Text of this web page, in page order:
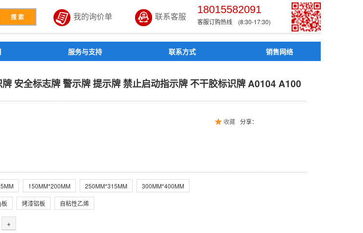
搜 索 我的询价单 联系客服
18015582091
客服订购热线 (8:30-17:30)
服务与支持 联系方式 销售网络
警示牌 提示牌 禁止启动指示牌 不干胶
安全标志牌 警示牌 提示牌 禁止启动指示牌 不干胶标识牌 A0104 A100
150MM*200MM 250MM*315MM 300MM*400MM
烤漆铝板 自粘性乙烯
+
收藏 分享：